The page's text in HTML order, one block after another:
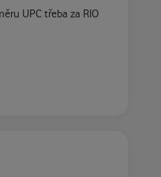
UPC třeba za RIO